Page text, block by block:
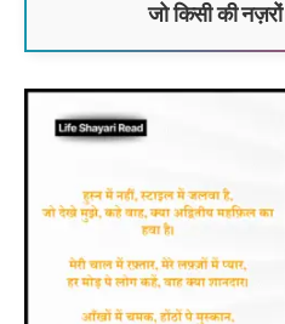
जो किसी की